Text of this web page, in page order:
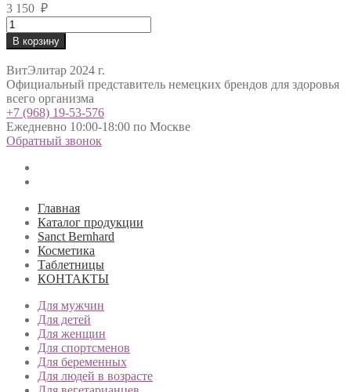
3 150 ₽
Прополис
-
Витамин
С
quantity
В корзину
ВитЭлитар 2024 г.
Официальный представитель немецких брендов для здоровья
всего организма
+7 (968) 19-53-576
Ежедневно 10:00-18:00 по Москве
Обратный звонок
Главная
Каталог продукции
Sanct Bernhard
Косметика
Таблетницы
КОНТАКТЫ
Для мужчин
Для детей
Для женщин
Для спортсменов
Для беременных
Для людей в возрасте